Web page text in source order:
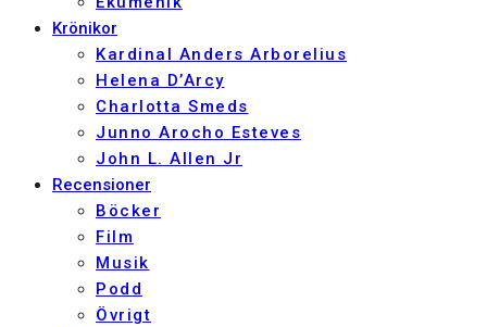
Krönikor
Kardinal Anders Arborelius
Helena D’Arcy
Charlotta Smeds
Junno Arocho Esteves
John L. Allen Jr
Recensioner
Böcker
Film
Musik
Podd
Övrigt